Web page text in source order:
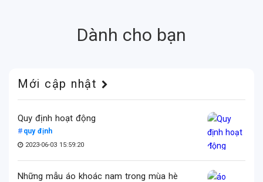
Dành cho bạn
Mới cập nhật
Quy định hoạt động
quy định
2023-06-03 15:59:20
Những mẫu áo khoác nam trong mùa hè